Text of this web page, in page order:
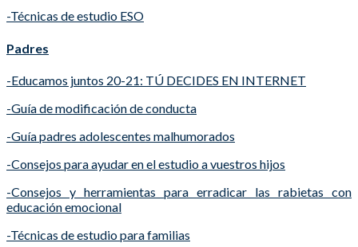
-Técnicas de estudio ESO
Padres
-Educamos juntos 20-21: TÚ DECIDES EN INTERNET
-Guía de modificación de conducta
-Guía padres adolescentes malhumorados
-Consejos para ayudar en el estudio a vuestros hijos
-Consejos y herramientas para erradicar las rabietas con
educación emocional
-Técnicas de estudio para familias